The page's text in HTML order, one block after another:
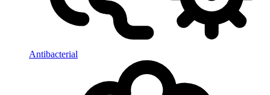
Antibacterial